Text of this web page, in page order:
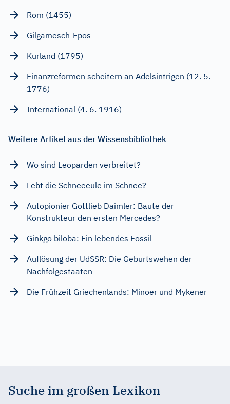
Rom (1455)
Gilgamesch-Epos
Kurland (1795)
Finanzreformen scheitern an Adelsintrigen (12. 5.
1776)
International (4. 6. 1916)
Weitere Artikel aus der Wissensbibliothek
Wo sind Leoparden verbreitet?
Lebt die Schneeeule im Schnee?
Autopionier Gottlieb Daimler: Baute der
Konstrukteur den ersten Mercedes?
Ginkgo biloba: Ein lebendes Fossil
Auflösung der UdSSR: Die Geburtswehen der
Nachfolgestaaten
Die Frühzeit Griechenlands: Minoer und Mykener
Suche im großen Lexikon